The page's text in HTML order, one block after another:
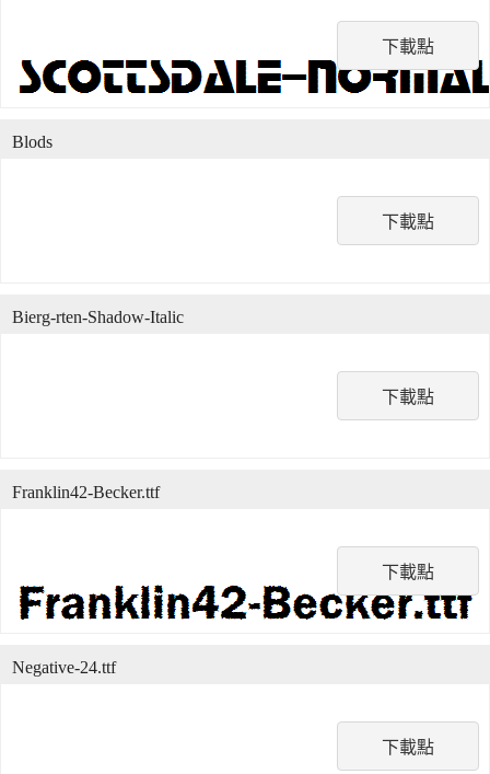
下載點
下載點
Blods
下載點
Bierg-rten-Shadow-Italic
下載點
Franklin42-Becker.ttf
下載點
Negative-24.ttf